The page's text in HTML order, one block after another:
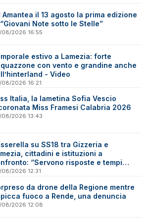
Amantea il 13 agosto la prima edizione
Note sotto le Stelle”
2026 16:55
estivo a Lamezia: forte
con vento e grandine anche
- Video
2026 16:21
Italia, la lametina Sofia Vescio
Miss Framesi Calabria 2026
2026 13:43
su SS18 tra Gizzeria e
cittadini e istituzioni a
“Servono risposte e tempi
2026 12:31
da drone della Regione mentre
fuoco a Rende, una denuncia
2026 12:08